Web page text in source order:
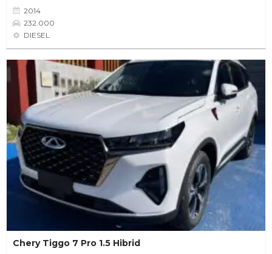
2014
232.000
DIESEL
Chery Tiggo 7 Pro 1.5 Hibrid